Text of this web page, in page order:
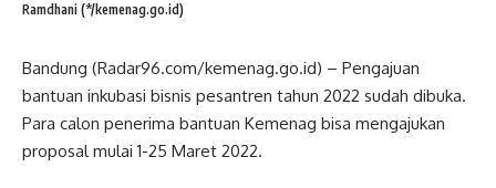
Ramdhani (*/kemenag.go.id)
Bandung (Radar96.com/kemenag.go.id) – Pengajuan
bantuan inkubasi bisnis pesantren tahun 2022 sudah dibuka.
Para calon penerima bantuan Kemenag bisa mengajukan
proposal mulai 1-25 Maret 2022.